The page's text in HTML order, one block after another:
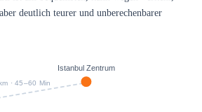
deutlich teurer und unberechenbarer
· 45–60 Min
Istanbul Zentrum